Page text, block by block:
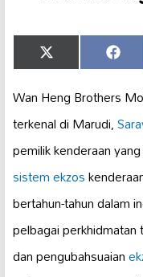
Share
on
X
(Twitter)
Share
on
Wan Heng Brothers
terkenal di Marudi,
pemilik kenderaan
sistem ekzos
bertahun-tahun dalam
pelbagai
dan pengubahsuaian